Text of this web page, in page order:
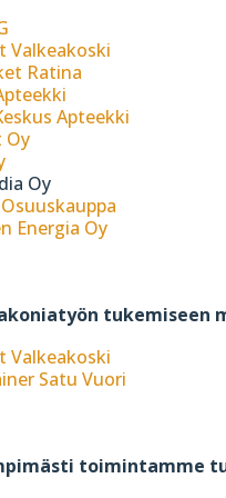
Valkeakoski
Ratina
Apteekki
Oy
Oy
Energia Oy
tukemiseen
Valkeakoski
Satu Vuori
toimintamme